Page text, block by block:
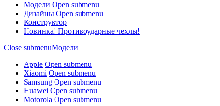
Модели Open submenu
Дизайны Open submenu
Конструктор
Новинка! Противоударные чехлы!
Close submenuМодели
Apple Open submenu
Xiaomi Open submenu
Samsung Open submenu
Huawei Open submenu
Motorola Open submenu